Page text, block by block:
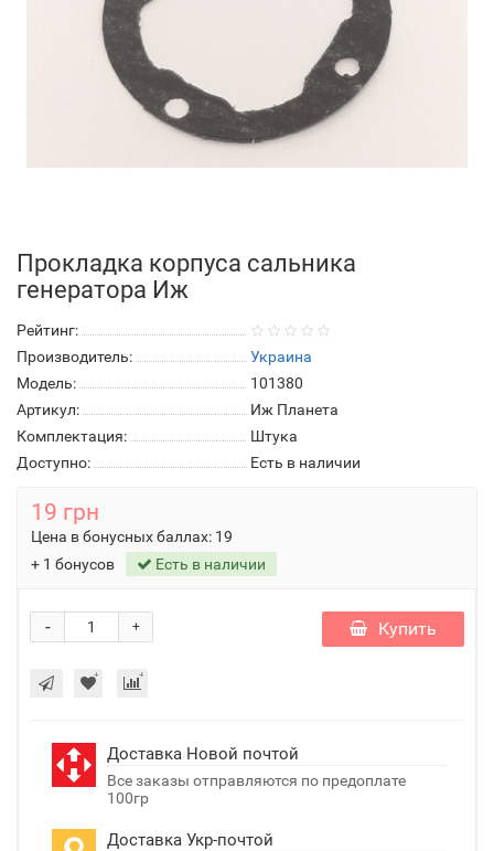
Прокладка корпуса сальника
генератора Иж
Рейтинг:
Производитель:
Украина
Модель:
101380
Артикул:
Иж Планета
Комплектация:
Штука
Доступно:
Есть в наличии
19 грн
Цена в бонусных баллах: 19
+ 1 бонусов
Есть в наличии
+
- Купить
Доставка Новой почтой
Все заказы отправляются по предоплате
100гр
Доставка Укр-почтой